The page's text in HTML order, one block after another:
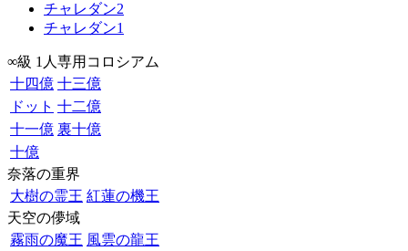
チャレダン2
チャレダン1
∞級 1人専用コロシアム
十四億 十三億
ドット 十二億
十一億 裏十億
十億
奈落の重界
大樹の霊王 紅蓮の機王
天空の儚域
霧雨の魔王 風雲の龍王